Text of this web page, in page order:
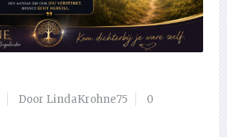
Door LindaKrohne75
0